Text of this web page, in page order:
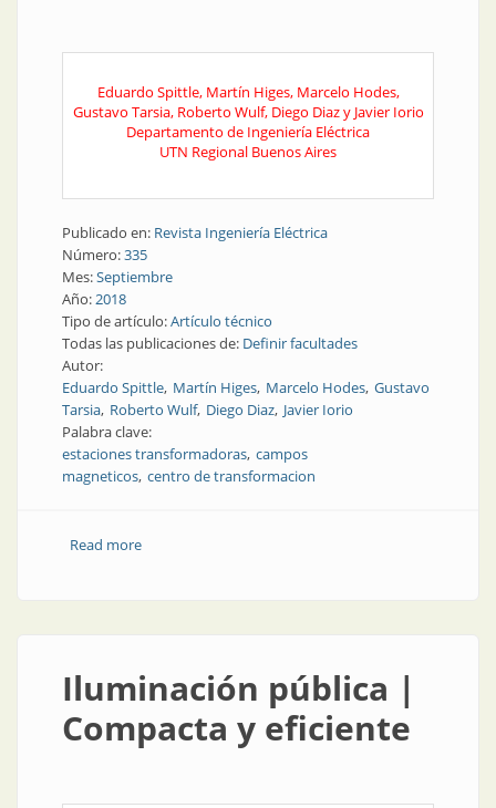
Eduardo Spittle, Martín Higes, Marcelo Hodes,
Gustavo Tarsia, Roberto Wulf, Diego Diaz y Javier Iorio
Departamento de Ingeniería Eléctrica
UTN Regional Buenos Aires
Publicado en: Revista Ingeniería Eléctrica
Número:335
Mes:Septiembre
Año:2018
Tipo de artículo:Artículo técnico
Todas las publicaciones de: Definir facultades
Autor:
Eduardo Spittle Martín Higes Marcelo Hodes Gustavo
Tarsia Roberto Wulf Diego Diaz Javier Iorio
Palabra clave:
estaciones transformadoras campos
magneticos centro de transformacion
Read moreabout Revista Electrotécnica | Atenuación de campos
Iluminación pública |
Compacta y eficiente